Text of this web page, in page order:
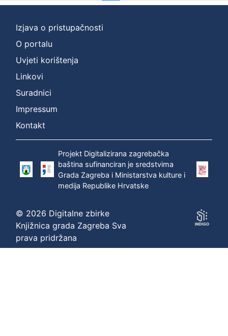
(current)
Izjava o pristupačnosti
O portalu
Uvjeti korištenja
Linkovi
Suradnici
Impressum
Kontakt
Projekt Digitalizirana zagrebačka
baština sufinanciran je sredstvima
Grada Zagreba i Ministarstva kulture i
medija Republike Hrvatske
© 2026 Digitalne zbirke
Knjižnica grada Zagreba Sva
prava pridržana